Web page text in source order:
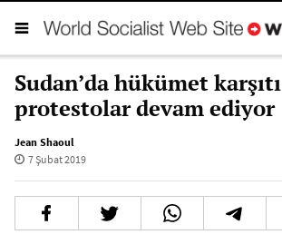
Sudan’da hükümet karşıtı
protestolar devam ediyor
Jean Shaoul
7 Şubat 2019